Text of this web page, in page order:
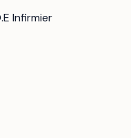
Infirmier